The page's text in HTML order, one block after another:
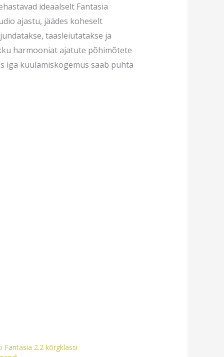
ideaalselt Fantasia
ajastu, jäädes koheselt
taasleiutatakse ja
harmooniat ajatute põhimõtete
iga kuulamiskogemus saab puhta
Fantasia 2.2 kõrgklassi